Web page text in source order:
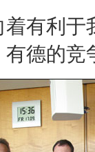
利于
德的竞